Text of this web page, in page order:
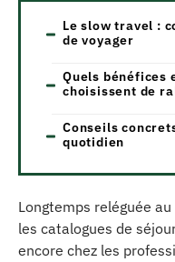
Le slow travel :
de voyager
Quels bénéfices
choisissent de
Conseils
quotidien
Longtemps reléguée
les catalogues de
encore chez les